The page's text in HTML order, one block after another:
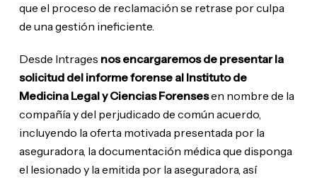
que el proceso de reclamación se retrase por culpa
de una gestión ineficiente.
Desde Intrages nos encargaremos de presentar la
solicitud del informe forense al Instituto de
Medicina Legal y Ciencias Forensesen nombre de la
compañía y del perjudicado de común acuerdo,
incluyendo la oferta motivada presentada por la
aseguradora, la documentación médica que disponga
el lesionado y la emitida por la aseguradora, así